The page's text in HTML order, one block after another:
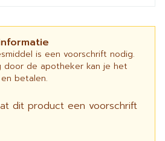
is een voorschrift nodig.
door de apotheker kan je het
betalen.
dit product een voorschrift